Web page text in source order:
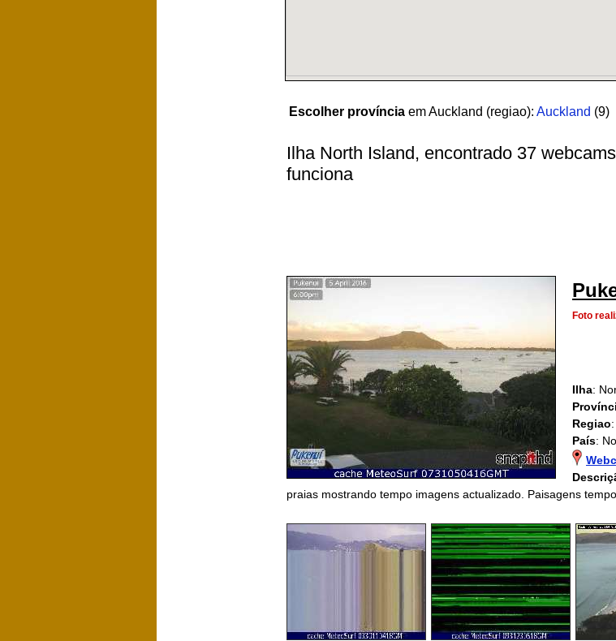
Escolher província em Auckland (regiao): Auckland (9)
Ilha North Island, encontrado 37
funciona
Foto
Ilha:
Regiao
País:
praias mostrando tempo imagens actualizado. Paisagens